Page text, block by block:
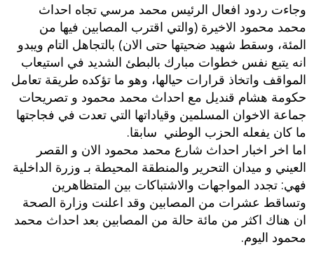
وجاءت ردود افعال الرئيس محمد مرسي تجاه احداث
محمد محمود الاخيرة (والتي اقترب المصابين فيها من
المئة، وسقط شهيد ضحيتها حتى الان) بالتجاهل التام ويبدو
انه يتبع نفس خطوات مبارك بالبطئ الشديد في استيعاب
المواقف واتخاذ قرارات حيالها، وهو ما تؤكده طريقة تعامل
حكومة هشام قنديل مع احداث محمد محمود و تصريحات
جماعة الاخوان المسلمين وقياداتها التي تعدت في فجاجتها
ما كان يفعله الحزب الوطني سابقا.
اما اخر اخبار احداث شارع محمد محمود الان و القصر
العيني و ميدان التحرير والمنطقة المحيطة بـ وزرة الداخلية
فهي: تجدد المواجهات والاشتباكات بين المتظاهرين
وتساقط عشرات من المصابين وقد اعلنت وزارة الصحة
ان هناك اكثر من مائة حالة من المصابين بعد احداث محمد
محمود اليوم.